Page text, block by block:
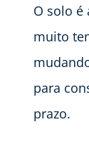
O solo é
muito
para
prazo.